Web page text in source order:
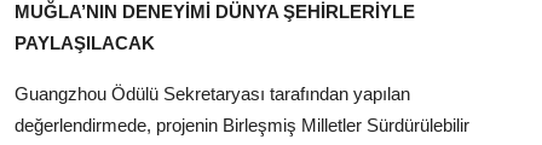
MUĞLA’NIN DENEYİMİ DÜNYA ŞEHİRLERİYLE
PAYLAŞILACAK
Guangzhou Ödülü Sekretaryası tarafından yapılan
değerlendirmede, projenin Birleşmiş Milletler Sürdürülebilir